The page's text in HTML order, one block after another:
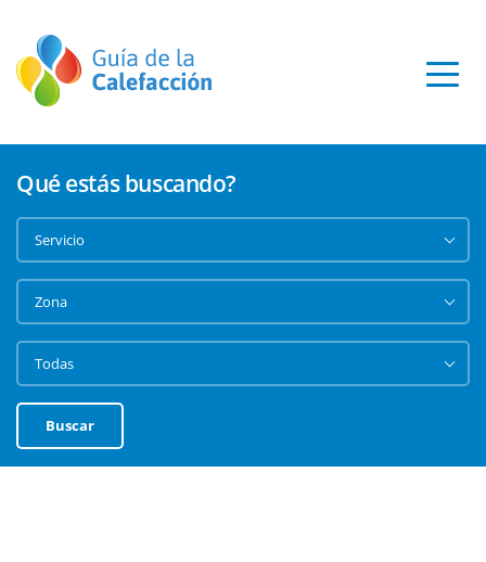
Qué estás buscando?
Buscar